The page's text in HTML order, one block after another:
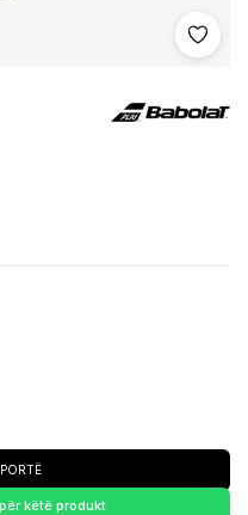
Shto
këtë produkt